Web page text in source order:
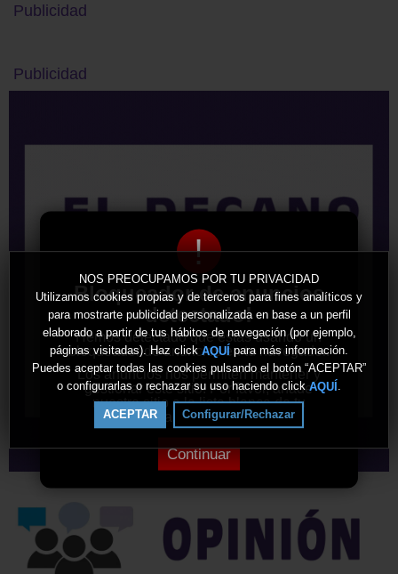
!
Bloqueador de anuncios
detectado!
Hemos detectado que estás usando un
bloqueador de anuncios en tu navegador.
Los anuncios nos permiten mantener y
gestionar este sitio. Por favor, añade
nuestro sitio a la lista blanca de tu
bloqueador de anuncios.
Continuar
NOS PREOCUPAMOS POR TU PRIVACIDAD
Utilizamos cookies propias y de terceros para fines analíticos y
para mostrarte publicidad personalizada en base a un perfil
elaborado a partir de tus hábitos de navegación (por ejemplo,
páginas visitadas). Haz click AQUÍ para más información.
Puedes aceptar todas las cookies pulsando el botón “ACEPTAR”
o configurarlas o rechazar su uso haciendo click AQUÍ .
ACEPTAR Configurar/Rechazar
Publicidad
Publicidad